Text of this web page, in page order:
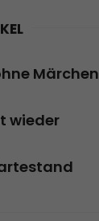
Märchen
wieder